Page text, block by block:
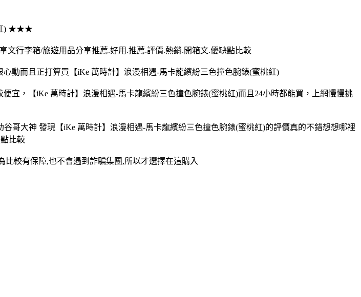
紅) ★★★
文行李箱/旅遊用品分享推薦.好用.推薦.評價.熱銷.開箱文.優缺點比較
動而且正打算買【iKe 萬時計】浪漫相遇-馬卡龍繽紛三色撞色腕錶(蜜桃紅)
宜，【iKe 萬時計】浪漫相遇-馬卡龍繽紛三色撞色腕錶(蜜桃紅)而且24小時都能買，上網慢慢挑
哥大神 發現【iKe 萬時計】浪漫相遇-馬卡龍繽紛三色撞色腕錶(蜜桃紅)的評價真的不錯想想哪裡
比較
較有保障,也不會遇到詐騙集團,所以才選擇在這購入